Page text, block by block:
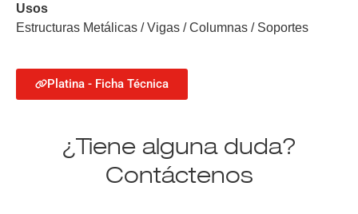
Usos
Estructuras Metálicas / Vigas / Columnas / Soportes
Platina - Ficha Técnica
¿Tiene alguna duda?
Contáctenos